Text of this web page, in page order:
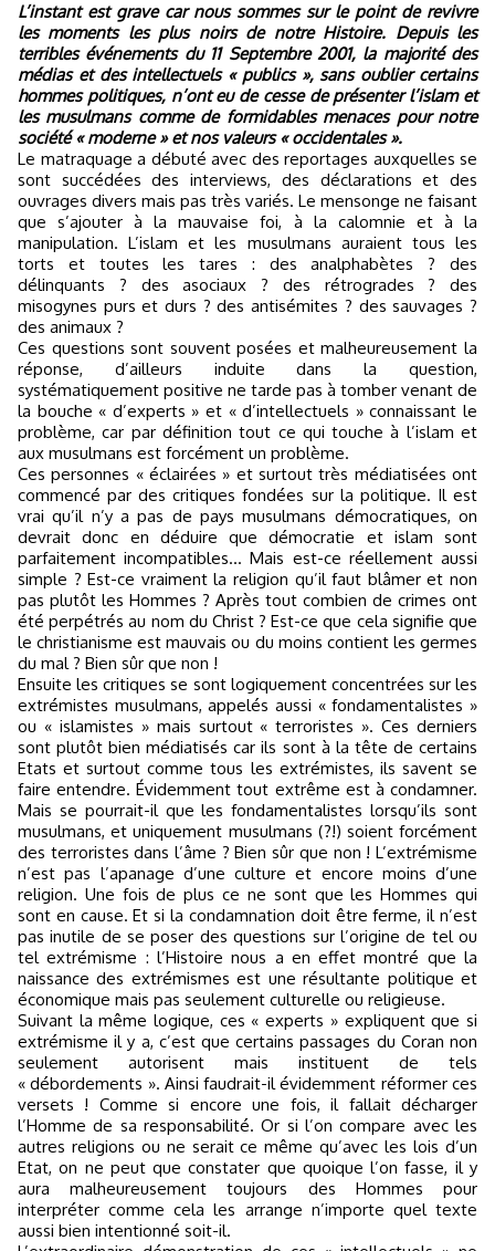
L’instant est grave car nous sommes sur le point de revivre
les moments les plus noirs de notre Histoire. Depuis les
terribles événements du 11 Septembre 2001, la majorité des
médias et des intellectuels « publics », sans oublier certains
hommes politiques, n’ont eu de cesse de présenter l’islam et
les musulmans comme de formidables menaces pour notre
société « moderne » et nos valeurs « occidentales ».
Le matraquage a débuté avec des reportages auxquelles se
sont succédées des interviews, des déclarations et des
ouvrages divers mais pas très variés. Le mensonge ne faisant
que s’ajouter à la mauvaise foi, à la calomnie et à la
manipulation. L’islam et les musulmans auraient tous les
torts et toutes les tares : des analphabètes ? des
délinquants ? des asociaux ? des rétrogrades ? des
misogynes purs et durs ? des antisémites ? des sauvages ?
des animaux ?
Ces questions sont souvent posées et malheureusement la
réponse, d’ailleurs induite dans la question,
systématiquement positive ne tarde pas à tomber venant de
la bouche « d’experts » et « d’intellectuels » connaissant le
problème, car par définition tout ce qui touche à l’islam et
aux musulmans est forcément un problème.
Ces personnes « éclairées » et surtout très médiatisées ont
commencé par des critiques fondées sur la politique. Il est
vrai qu’il n’y a pas de pays musulmans démocratiques, on
devrait donc en déduire que démocratie et islam sont
parfaitement incompatibles... Mais est-ce réellement aussi
simple ? Est-ce vraiment la religion qu’il faut blâmer et non
pas plutôt les Hommes ? Après tout combien de crimes ont
été perpétrés au nom du Christ ? Est-ce que cela signifie que
le christianisme est mauvais ou du moins contient les germes
du mal ? Bien sûr que non !
Ensuite les critiques se sont logiquement concentrées sur les
extrémistes musulmans, appelés aussi « fondamentalistes »
ou « islamistes » mais surtout « terroristes ». Ces derniers
sont plutôt bien médiatisés car ils sont à la tête de certains
Etats et surtout comme tous les extrémistes, ils savent se
faire entendre. Évidemment tout extrême est à condamner.
Mais se pourrait-il que les fondamentalistes lorsqu’ils sont
musulmans, et uniquement musulmans (?!) soient forcément
des terroristes dans l’âme ? Bien sûr que non ! L’extrémisme
n’est pas l’apanage d’une culture et encore moins d’une
religion. Une fois de plus ce ne sont que les Hommes qui
sont en cause. Et si la condamnation doit être ferme, il n’est
pas inutile de se poser des questions sur l’origine de tel ou
tel extrémisme : l’Histoire nous a en effet montré que la
naissance des extrémismes est une résultante politique et
économique mais pas seulement culturelle ou religieuse.
Suivant la même logique, ces « experts » expliquent que si
extrémisme il y a, c’est que certains passages du Coran non
seulement autorisent mais instituent de tels
« débordements ». Ainsi faudrait-il évidemment réformer ces
versets ! Comme si encore une fois, il fallait décharger
l’Homme de sa responsabilité. Or si l’on compare avec les
autres religions ou ne serait ce même qu’avec les lois d’un
Etat, on ne peut que constater que quoique l’on fasse, il y
aura malheureusement toujours des Hommes pour
interpréter comme cela les arrange n’importe quel texte
aussi bien intentionné soit-il.